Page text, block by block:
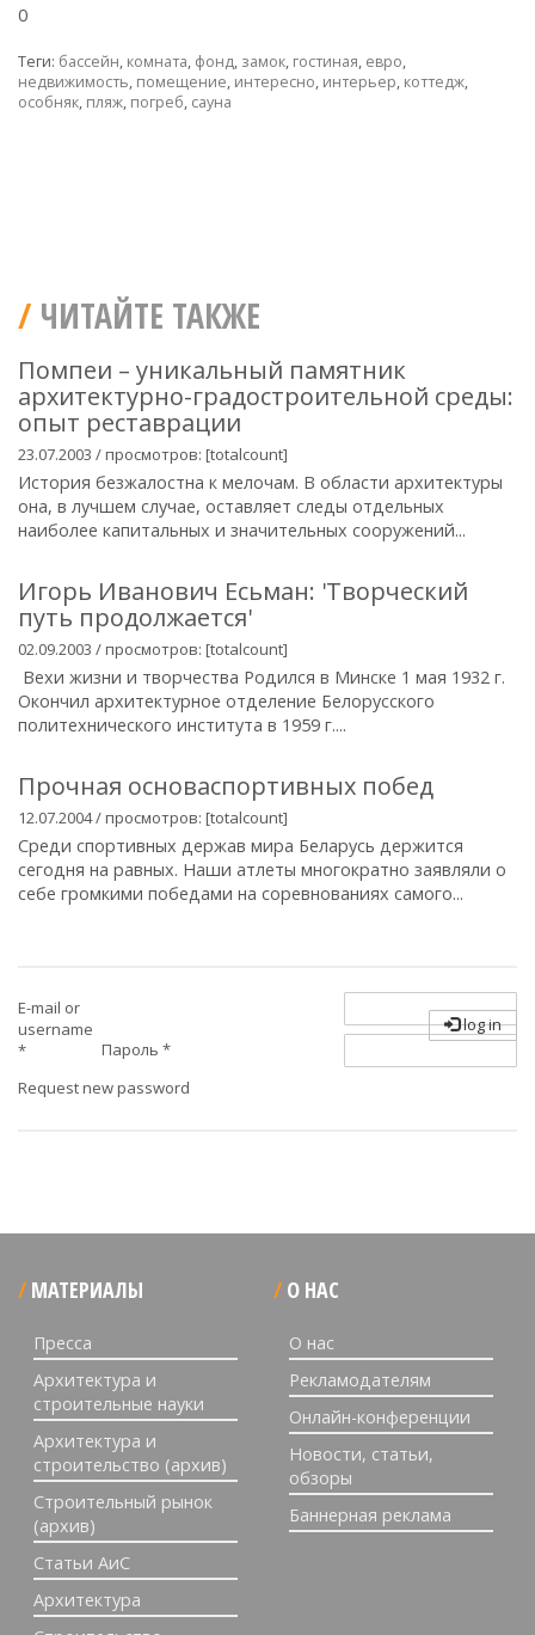
0
Теги: бассейн, комната, фонд, замок, гостиная, евро,
недвижимость, помещение, интересно, интерьер, коттедж,
особняк, пляж, погреб, сауна
ЧИТАЙТЕ ТАКЖЕ
Помпеи – уникальный памятник
архитектурно-градостроительной среды:
опыт реставрации
23.07.2003 / просмотров: [totalcount]
История безжалостна к мелочам. В области архитектуры
она, в лучшем случае, оставляет следы отдельных
наиболее капитальных и значительных сооружений...
Игорь Иванович Есьман: 'Творческий
путь продолжается'
02.09.2003 / просмотров: [totalcount]
Вехи жизни и творчества Родился в Минске 1 мая 1932 г.
Окончил архитектурное отделение Белорусского
политехнического института в 1959 г....
Прочная основаспортивных побед
12.07.2004 / просмотров: [totalcount]
Среди спортивных держав мира Беларусь держится
сегодня на равных. Наши атлеты многократно заявляли о
себе громкими победами на соревнованиях самого...
E-mail or
username
*
Пароль *
Request new password
log in
МАТЕРИАЛЫ
Пресса
Архитектура и
строительные науки
Архитектура и
строительство (архив)
Строительный рынок
(архив)
Статьи АиС
Архитектура
О НАС
О нас
Рекламодателям
Онлайн-конференции
Новости, статьи,
обзоры
Баннерная реклама